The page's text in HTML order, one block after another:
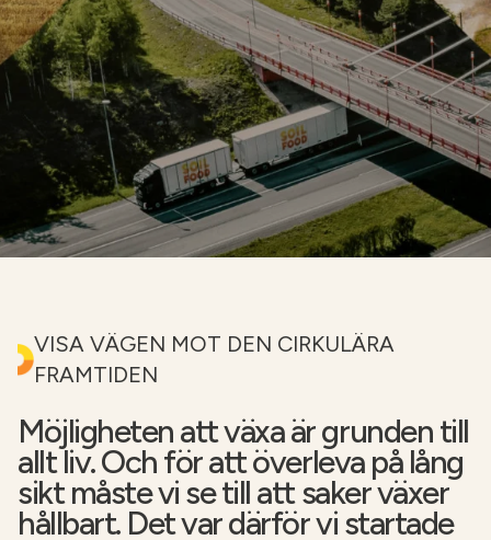
VISA VÄGEN MOT DEN CIRKULÄRA
FRAMTIDEN
Möjligheten att växa är grunden till
allt liv. Och för att överleva på lång
sikt måste vi se till att saker växer
hållbart. Det var därför vi startade